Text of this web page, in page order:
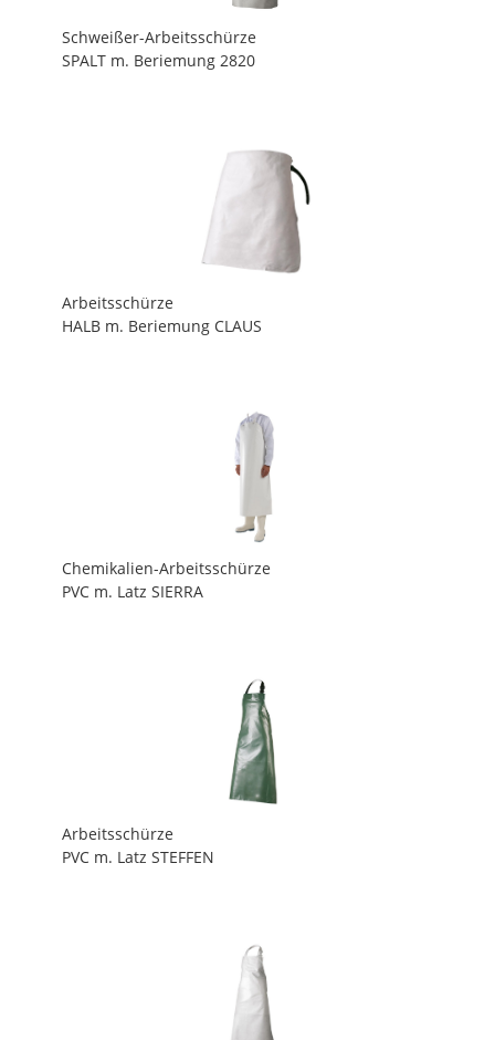
Schweißer-Arbeitsschürze
SPALT m. Beriemung 2820
Arbeitsschürze
HALB m. Beriemung CLAUS
Chemikalien-Arbeitsschürze
PVC m. Latz SIERRA
Arbeitsschürze
PVC m. Latz STEFFEN